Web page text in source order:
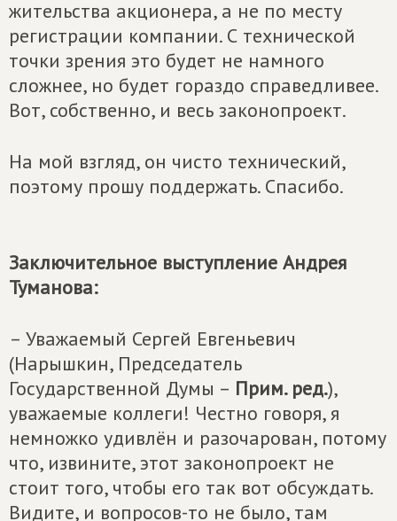
жительства акционера, а не по месту
регистрации компании. С технической
точки зрения это будет не намного
сложнее, но будет гораздо справедливее.
Вот, собственно, и весь законопроект.
На мой взгляд, он чисто технический,
поэтому прошу поддержать. Спасибо.
Заключительное выступление Андрея
Туманова:
– Уважаемый Сергей Евгеньевич
(Нарышкин, Председатель
Государственной Думы – Прим. ред.),
уважаемые коллеги! Честно говоря, я
немножко удивлён и разочарован, потому
что, извините, этот законопроект не
стоит того, чтобы его так вот обсуждать.
Видите, и вопросов-то не было, там